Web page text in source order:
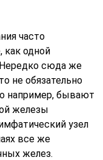
часто
как одной
сюда же
не обязательно
например, бывают
железы
узел
все же
желез.